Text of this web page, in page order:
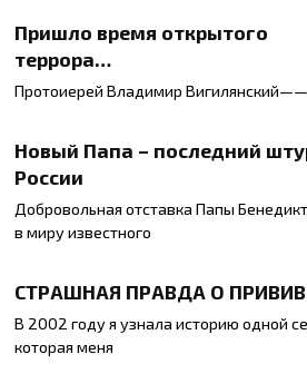
Пришло время открытого
террора…
Протоиерей Владимир Вигилянский——
Новый Папа – последний
России
Добровольная отставка Папы
в миру известного
СТРАШНАЯ ПРАВДА О
В 2002 году я узнала историю одной
которая меня